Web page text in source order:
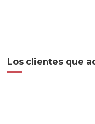
Los clientes que